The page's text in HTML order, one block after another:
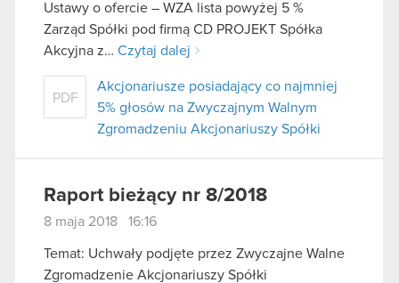
Ustawy o ofercie – WZA lista powyżej 5 %
Zarząd Spółki pod firmą CD PROJEKT Spółka
Akcyjna z… Czytaj dalej
PDF
Akcjonariusze posiadający co najmniej
5% głosów na Zwyczajnym Walnym
Zgromadzeniu Akcjonariuszy Spółki
Raport bieżący nr 8/2018
8 maja 2018 16:16
Temat: Uchwały podjęte przez Zwyczajne Walne
Zgromadzenie Akcjonariuszy Spółki